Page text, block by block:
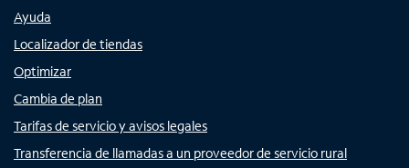
Ayuda
Localizador de tiendas
Optimizar
Cambia de plan
Tarifas de servicio y avisos legales
Transferencia de llamadas a un proveedor de servicio rural